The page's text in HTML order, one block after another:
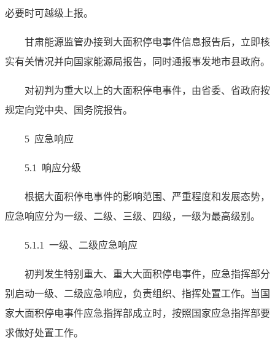
必要时可越级上报。
甘肃能源监管办接到大面积停电事件信息报告后，立即核
实有关情况并向国家能源局报告，同时通报事发地市县政府。
对初判为重大以上的大面积停电事件，由省委、省政府按
规定向党中央、国务院报告。
5 应急响应
5.1 响应分级
根据大面积停电事件的影响范围、严重程度和发展态势，
应急响应分为一级、二级、三级、四级，一级为最高级别。
5.1.1 一级、二级应急响应
初判发生特别重大、重大大面积停电事件，应急指挥部分
别启动一级、二级应急响应，负责组织、指挥处置工作。当国
家大面积停电事件应急指挥部成立时，按照国家应急指挥部要
求做好处置工作。